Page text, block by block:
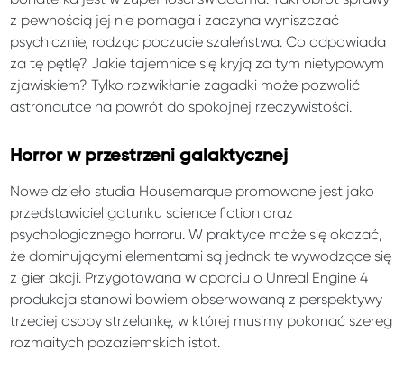
z pewnością jej nie pomaga i zaczyna wyniszczać
psychicznie, rodząc poczucie szaleństwa. Co odpowiada
za tę pętlę? Jakie tajemnice się kryją za tym nietypowym
zjawiskiem? Tylko rozwikłanie zagadki może pozwolić
astronautce na powrót do spokojnej rzeczywistości.
Horror w przestrzeni galaktycznej
Nowe dzieło studia Housemarque promowane jest jako
przedstawiciel gatunku science fiction oraz
psychologicznego horroru. W praktyce może się okazać,
że dominującymi elementami są jednak te wywodzące się
z gier akcji. Przygotowana w oparciu o Unreal Engine 4
produkcja stanowi bowiem obserwowaną z perspektywy
trzeciej osoby strzelankę, w której musimy pokonać szereg
rozmaitych pozaziemskich istot.